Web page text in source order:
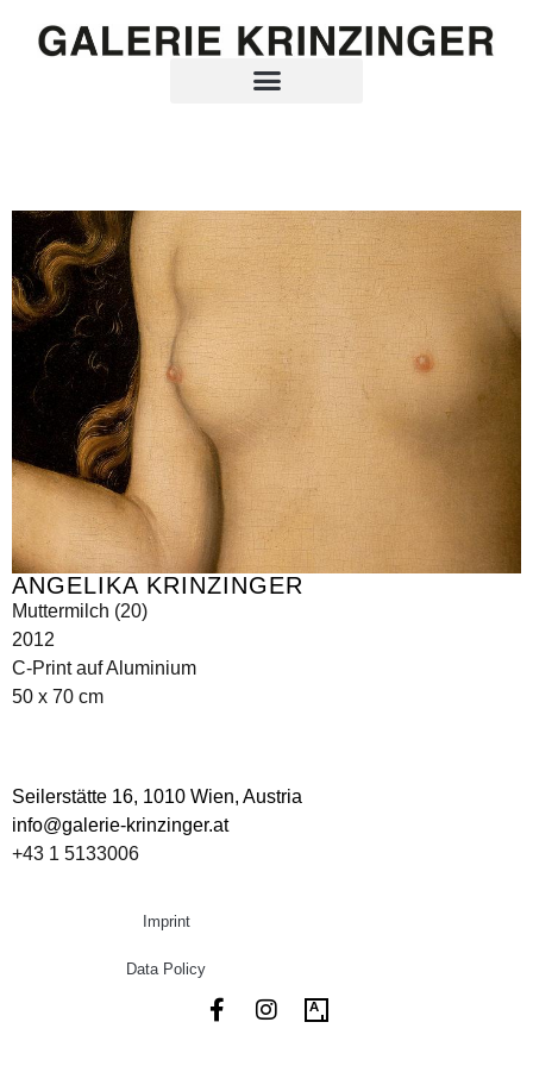
ANGELIKA KRINZINGER
Muttermilch (20)
2012
C-Print auf Aluminium
50 x 70 cm
Seilerstätte 16, 1010 Wien, Austria
info@galerie-krinzinger.at
+43 1 5133006
Imprint
Data Policy